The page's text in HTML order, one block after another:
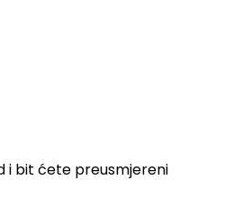
i bit ćete preusmjereni